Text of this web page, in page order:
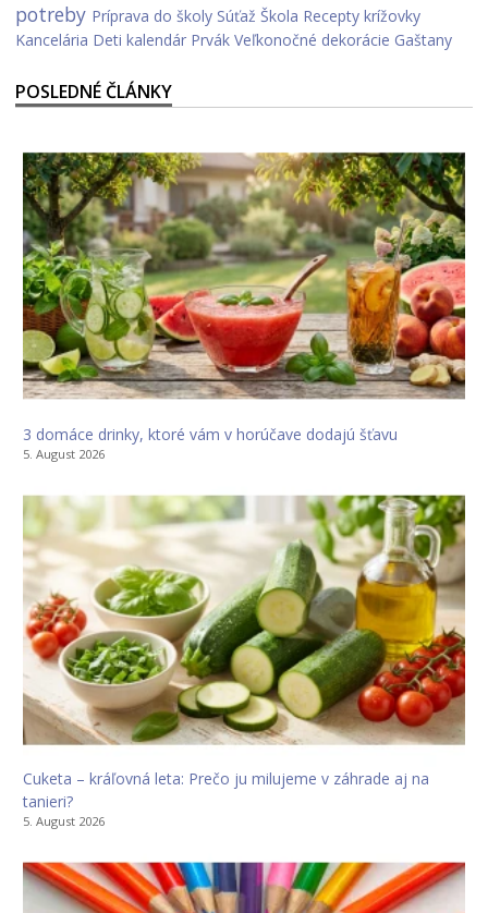
potreby Príprava do školy Súťaž Škola Recepty krížovky
Kancelária Deti kalendár Prvák Veľkonočné dekorácie Gaštany
POSLEDNÉ ČLÁNKY
3 domáce drinky, ktoré vám v horúčave dodajú šťavu
5. August 2026
Cuketa – kráľovná leta: Prečo ju milujeme v záhrade aj na
tanieri?
5. August 2026